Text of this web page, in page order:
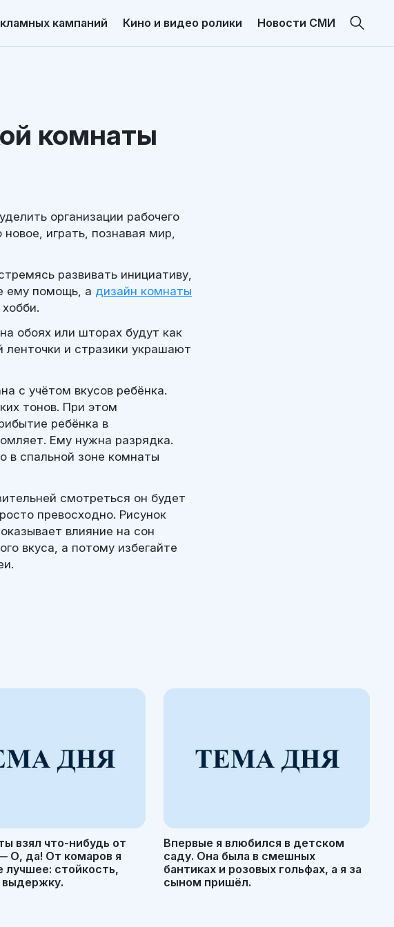
кампаний Кино и видео ролики Новости СМИ
комнаты
организации рабочего
играть, познавая мир,
развивать инициативу,
ему помощь, а дизайн комнаты
обоях или шторах будут как
ленточки и стразики украшают
с учётом вкусов ребёнка.
тонов. При этом
ребёнка в
Ему нужна разрядка.
в спальной зоне комнаты
смотреться он будет
превосходно. Рисунок
влияние на сон
вкуса, а потому избегайте
взял что-нибудь от
О, да! От комаров я
лучшее: стойкость,
Впервые я влюбился в детском
саду. Она была в смешных
бантиках и розовых гольфах, а я за
сыном пришёл.